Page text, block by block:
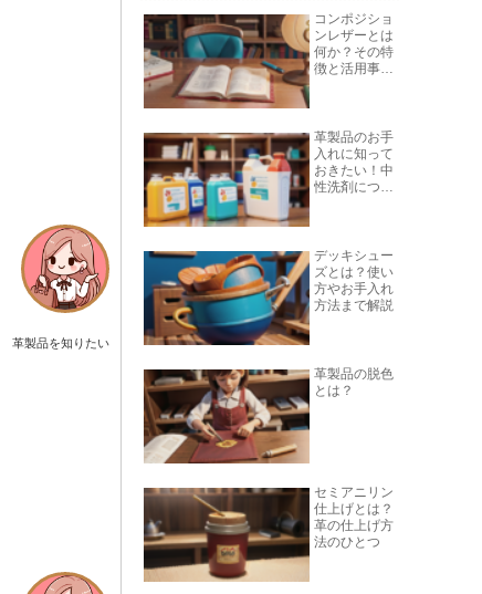
革製品を知りたい
コンポジショ
ンレザーとは
何か？その特
徴と活用事例
革製品のお手
入れに知って
おきたい！中
性洗剤につい
デッキシュー
ズとは？使い
方やお手入れ
方法まで解説
革製品の脱色
とは？
セミアニリン
仕上げとは？
革の仕上げ方
法のひとつ